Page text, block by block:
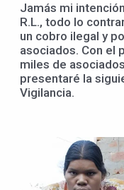
Jamás mi
R.L., todo lo
un cobro ilegal y
asociados. Con el
miles de
presentaré la
Vigilancia.